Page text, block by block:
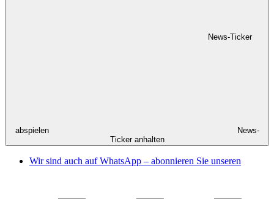
News-Ticker
abspielen
News-
Ticker anhalten
Wir sind auch auf WhatsApp – abonnieren Sie unseren